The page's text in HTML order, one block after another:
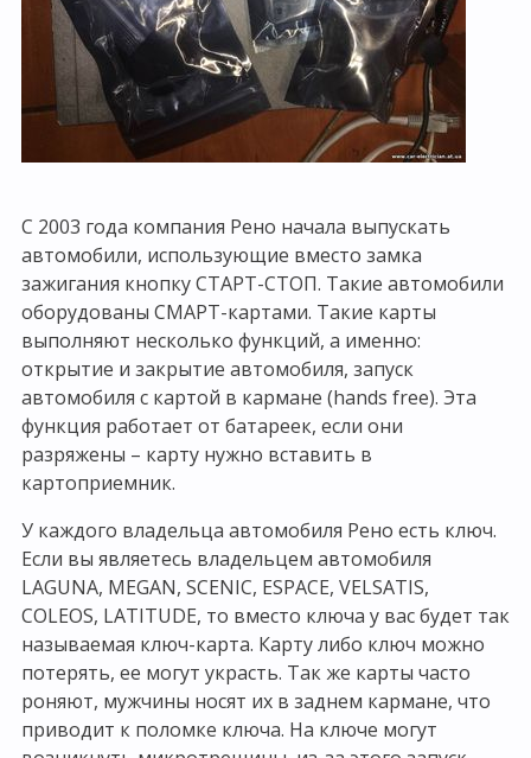
С 2003 года компания Рено начала выпускать
автомобили, использующие вместо замка
зажигания кнопку СТАРТ-СТОП. Такие автомобили
оборудованы СМАРТ-картами. Такие карты
выполняют несколько функций, а именно:
открытие и закрытие автомобиля, запуск
автомобиля с картой в кармане (hands free). Эта
функция работает от батареек, если они
разряжены – карту нужно вставить в
картоприемник.
У каждого владельца автомобиля Рено есть ключ.
Если вы являетесь владельцем автомобиля
LAGUNA, MEGAN, SCENIC, ESPACE, VELSATIS,
COLEOS, LATITUDE, то вместо ключа у вас будет так
называемая ключ-карта. Карту либо ключ можно
потерять, ее могут украсть. Так же карты часто
роняют, мужчины носят их в заднем кармане, что
приводит к поломке ключа. На ключе могут